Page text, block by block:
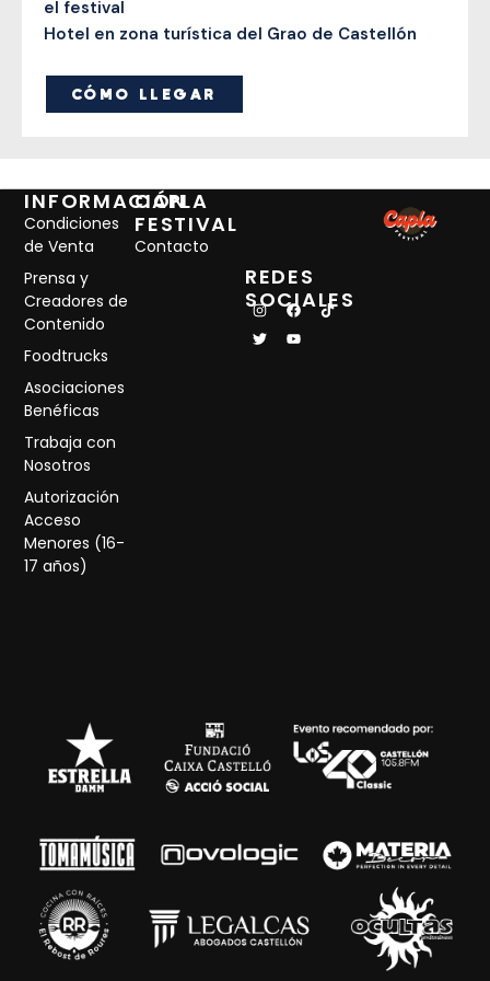
el festival
Hotel en zona turística del Grao de Castellón
CÓMO LLEGAR
CAPLA
FESTIVAL
Contacto
INFORMACIÓN
Condiciones
de Venta
Prensa y
Creadores de
Contenido
Foodtrucks
Asociaciones
Benéficas
Trabaja con
Nosotros
Autorización
Acceso
Menores (16-
17 años)
REDES
SOCIALES
I
n
s
F
a
c
T
T
w
i
Y
o
u